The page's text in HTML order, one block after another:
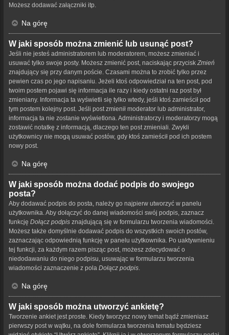
Możesz dodawać załączniki itp.
Na górę
W jaki sposób można zmienić lub usunąć post?
Jeśli nie jesteś administratorem lub moderatorem, możesz zmieniać i
usuwać tylko swoje posty. Możesz zmienić post, naciskając przycisk Zmień
znajdujący się przy danym poście. Czasami można to zrobić tylko przez
pewien czas po jego napisaniu. Jeżeli ktoś odpowiedział na ten post, pod
twoim postem pojawi się informacja ile razy i kiedy ostatni raz post był
zmieniany. Informacja ta wyświetli się tylko wtedy, jeśli ktoś zamieścił pod
tym postem kolejny post. Jeśli post zmienił moderator lub administrator,
informacja ta nie zostanie wyświetlona. Administratorzy i moderatorzy mogą
zostawić notatkę z informacją, dlaczego ten post zmieniali. Zwykli
użytkownicy nie mogą usuwać postów, gdy ktoś zamieścił pod ich postem
nowy post.
Na górę
W jaki sposób można dodać podpis do swojego
posta?
Aby dodawać podpis do posta, należy go najpierw utworzyć w panelu
użytkownika. Aby dołączyć do danej wiadomości swój podpis, zaznacz
funkcję Dołącz podpis znajdującą się w formularzu tworzenia wiadomości.
Możesz także domyślnie dodawać podpis do wszystkich swoich postów,
zaznaczając odpowiednią funkcję w panelu użytkownika. Po uaktywnieniu
tej funkcji, za każdym razem pisząc post, możesz zdecydować o
niedodawaniu do niego podpisu, usuwając w formularzu tworzenia
wiadomości zaznaczenie z pola Dołącz podpis
Na górę
W jaki sposób można utworzyć ankietę?
Tworzenie ankiet jest proste. Kiedy tworzysz nowy temat bądź zmieniasz
pierwszy post w wątku, na dole formularza tworzenia tematu będziesz